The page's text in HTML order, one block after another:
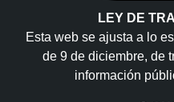
LEY DE
Esta web se ajusta a lo
de 9 de diciembre, de
información